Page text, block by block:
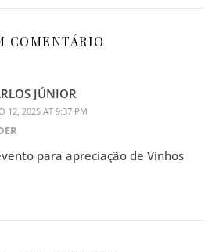
COMENTÁRIO
JÚNIOR
12, 2025 AT 9:37 PM
para apreciação de Vinhos